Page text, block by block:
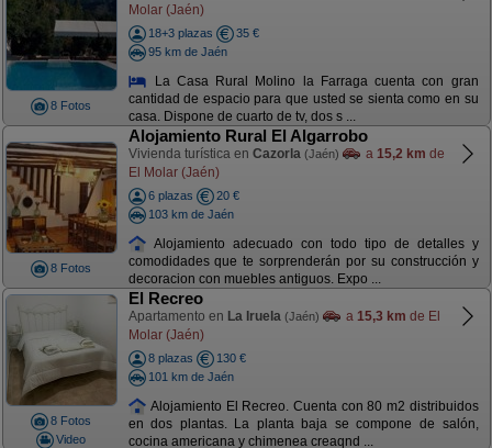
8 Fotos
Molar (Jaén)
18+3 plazas
35 €
95 km de Jaén
La Casa Rural Molino la Farraga cuenta con gran
cantidad de espacio para que usted se sienta como en su
casa. Dispone de cuarto de tv, dos s ...
8 Fotos
Alojamiento Rural El Algarrobo
Vivienda turística en Cazorla (Jaén) a 15,2 km de
El Molar (Jaén)
6 plazas
20 €
103 km de Jaén
Alojamiento adecuado con todo tipo de detalles y
comodidades que te sorprenderán por su construcción y
decoracion con muebles antiguos. Expo ...
8 Fotos
Video
El Recreo
Apartamento en La Iruela (Jaén) a 15,3 km de El
Molar (Jaén)
8 plazas
130 €
101 km de Jaén
Alojamiento El Recreo. Cuenta con 80 m2 distribuidos
en dos plantas. La planta baja se compone de salón,
cocina americana y chimenea creaqnd ...